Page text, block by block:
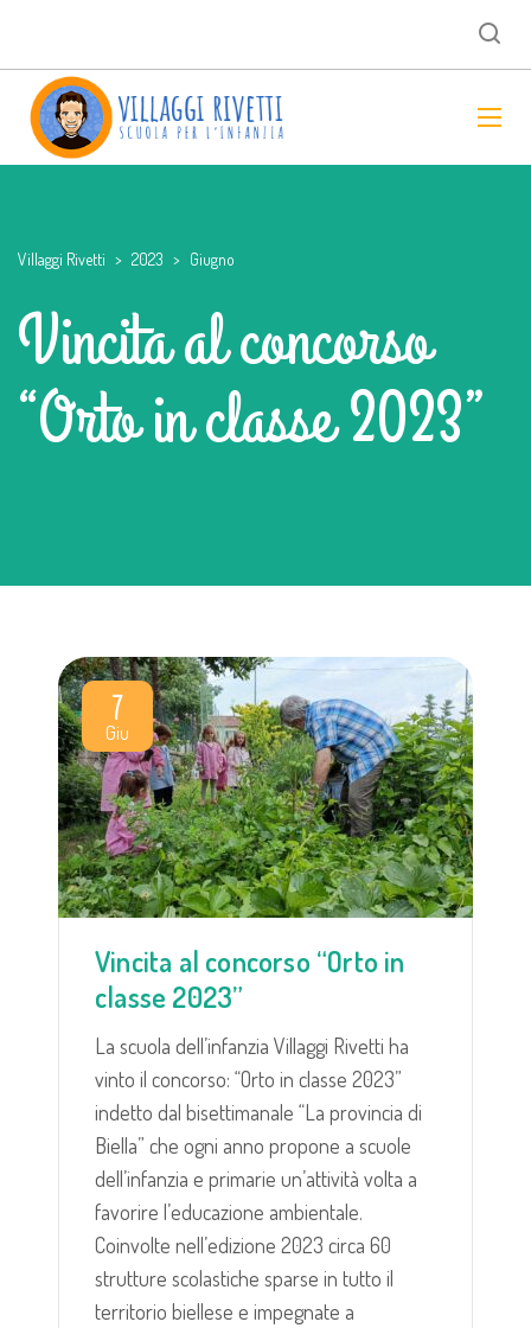
Villaggi Rivetti > 2023 > Giugno
Vincita al concorso
“Orto in classe 2023”
7
Giu
Vincita al concorso “Orto in
classe 2023”
La scuola dell’infanzia Villaggi Rivetti ha
vinto il concorso: “Orto in classe 2023”
indetto dal bisettimanale “La provincia di
Biella” che ogni anno propone a scuole
dell’infanzia e primarie un’attività volta a
favorire l’educazione ambientale.
Coinvolte nell’edizione 2023 circa 60
strutture scolastiche sparse in tutto il
territorio biellese e impegnate a